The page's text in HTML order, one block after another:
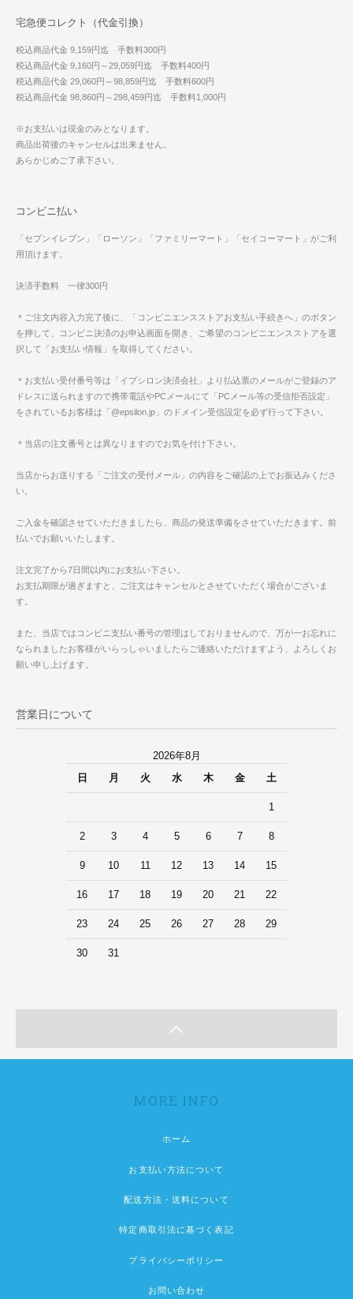
宅急便コレクト（代金引換）
税込商品代金 9,159円迄 手数料300円
税込商品代金 9,160円～29,059円迄 手数料400円
税込商品代金 29,060円～98,859円迄 手数料600円
税込商品代金 98,860円～298,459円迄 手数料1,000円
※お支払いは現金のみとなります。
商品出荷後のキャンセルは出来ません。
あらかじめご了承下さい。
コンビニ払い
「セブンイレブン」「ローソン」「ファミリーマート」「セイコーマート」がご利
用頂けます。
決済手数料 一律300円
＊ご注文内容入力完了後に、「コンビニエンスストアお支払い手続きへ」のボタン
を押して、コンビニ決済のお申込画面を開き、ご希望のコンビニエンスストアを選
択して「お支払い情報」を取得してください。
＊お支払い受付番号等は「イプシロン決済会社」より払込票のメールがご登録のア
ドレスに送られますので携帯電話やPCメールにて「PCメール等の受信拒否設定」
をされているお客様は「@epsilon.jp」のドメイン受信設定を必ず行って下さい。
＊当店の注文番号とは異なりますのでお気を付け下さい。
当店からお送りする「ご注文の受付メール」の内容をご確認の上でお振込みくださ
い。
ご入金を確認させていただきましたら、商品の発送準備をさせていただきます。前
払いでお願いいたします。
注文完了から7日間以内にお支払い下さい。
お支払期限が過ぎますと、ご注文はキャンセルとさせていただく場合がございま
す。
また、当店ではコンビニ支払い番号の管理はしておりませんので、万が一お忘れに
なられましたお客様がいらっしゃいましたらご連絡いただけますよう、よろしくお
願い申し上げます。
営業日について
2026年8月
日
月 火 水 木 金 土
1
2 3 4 5 6 7 8
9 10 11 12 13 14 15
16 17 18 19 20 21 22
23 24 25 26 27 28 29
30 31
MORE INFO
ホーム
お支払い方法について
配送方法・送料について
特定商取引法に基づく表記
プライバシーポリシー
お問い合わせ